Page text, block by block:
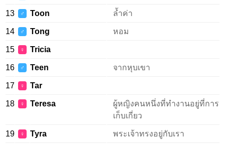
13 ♂ Toon ล้ำค่า
14 ♂ Tong หอม
15 ♀ Tricia
16 ♂ Teen จากหุบเขา
17 ♀ Tar
18 ♀ Teresa
ผู้หญิงคนหนึ่งที่ทำงานอยู่ที่การ
เก็บเกี่ยว
19 ♀ Tyra พระเจ้าทรงอยู่กับเรา